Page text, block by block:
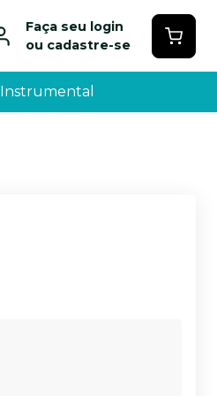
Faça seu login
ou cadastre-se
Instrumental